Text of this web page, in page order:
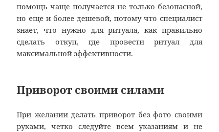
помощь чаще получается не только безопасной,
но еще и более дешевой, потому что специалист
знает, что нужно для ритуала, как правильно
сделать откуп, где провести ритуал для
максимальной эффективности.
Приворот своими силами
При желании делать приворот без фото своими
руками, четко следуйте всем указаниям и не